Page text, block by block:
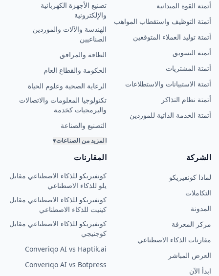
أتمتة القوة الميدانية
أتمتة التوظيف واستقطاب المواهب
أتمتة توليد العملاء المتوقعين
أتمتة التسويق
أتمتة المشتريات
أتمتة الاستبيانات والاستطلاعات
أتمتة نظام التذاكر
أتمتة الخدمة الذاتية للموردين
تصنيع الأجهزة الكهربائية
والإلكترونية
الهندسة والآلات والموردين
الصناعيين
الطاقة والمرافق
الحكومة والقطاع العام
الرعاية الصحية وعلوم الحياة
تكنولوجيا المعلومات والاتصالات
والبرمجيات كخدمة
التصنيع والصناعة
المزيد من الصناعات▾
الشركة
لماذا كونفيريكو
التكاملات
المدونة
مركز المعرفة
مقارنات الذكاء الاصطناعي
العرض المباشر
ابدأ الآن
المقارنات
كونفيريكو للذكاء الاصطناعي مقابل
يلو للذكاء الاصطناعي
كونفيريكو للذكاء الاصطناعي مقابل
كينيت للذكاء الاصطناعي
كونفيريكو للذكاء الاصطناعي مقابل
كوجنيجي
Converiqo AI vs Haptik.ai
Converiqo AI vs Botpress